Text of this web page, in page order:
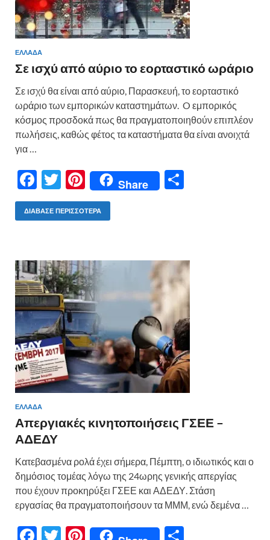
ΕΛΛΑΔΑ
Σε ισχύ από αύριο το εορταστικό ωράριο
Σε ισχύ θα είναι από αύριο, Παρασκευή, το εορταστικό
ωράριο των εμπορικών καταστημάτων. O εμπορικός
κόσμος προσδοκά πως θα πραγματοποιηθούν επιπλέον
πωλήσεις, καθώς φέτος τα καταστήματα θα είναι ανοιχτά
για …
F
ac
e
o
o
k
T
w
itt
Pi
nt
er
t
Share
σ
τε
ίτ
ε
ΔΙΆΒΑΣΕ ΠΕΡΙΣΣΌΤΕΡΑ
ΕΛΛΑΔΑ
Απεργιακές κινητοποιήσεις ΓΣΕΕ –
ΑΔΕΔΥ
Κατεβασμένα ρολά έχει σήμερα, Πέμπτη, ο ιδιωτικός και ο
δημόσιος τομέας λόγω της 24ωρης γενικής απεργίας
που έχουν προκηρύξει ΓΣΕΕ και ΑΔΕΔΥ. Στάση
εργασίας θα πραγματοποιήσουν τα ΜΜΜ, ενώ δεμένα …